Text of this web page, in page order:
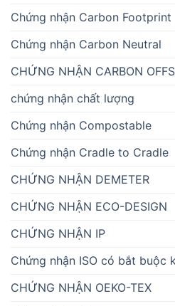
Chứng nhận Carbon Footprint
Chứng nhận Carbon Neutral
CHỨNG NHẬN CARBON
chứng nhận chất lượng
Chứng nhận Compostable
Chứng nhận Cradle to Cradle
CHỨNG NHẬN DEMETER
CHỨNG NHẬN ECO-DESIGN
CHỨNG NHẬN IP
Chứng nhận ISO có bắt buộc
CHỨNG NHẬN OEKO-TEX